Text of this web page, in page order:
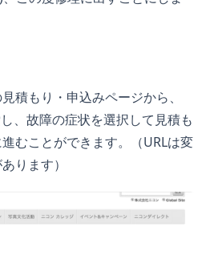
積もり・申込みページから、
、故障の症状を選択して見積も
むことができます。（URLは変
ります）